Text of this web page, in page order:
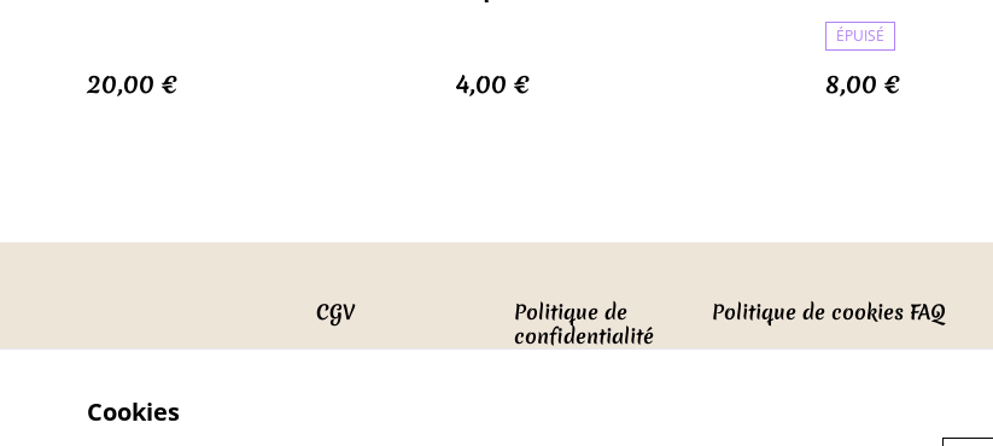
20,00 € 4,00 €
ÉPUISÉ
8,00 €
CGV
Politique de
confidentialité
Politique de cookies FAQ
Cookies